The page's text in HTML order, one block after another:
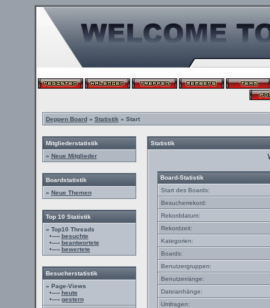
Deppen Board» Statistik » Start
Mitgliederstatistik
» Neue Mitglieder
Boardstatistik
» Neue Themen
Top 10 Statistik
» Top10 Threads
•—› besuchte
•—› beantwortete
•—› bewertete
Besucherstatistik
» Page-Views
•—› heute
•—› gestern
Statistik
Board-Statistik
Start des Boards:
Besucherrekord:
Rekorddatum:
Rekordzeit:
Kategorien:
Boards:
Benutzergruppen:
Benutzerränge:
Dateianhänge:
Umfragen: